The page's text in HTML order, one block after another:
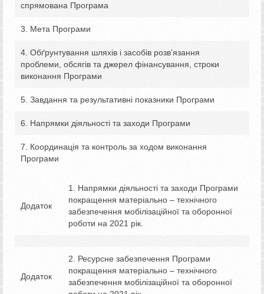
спрямована Програма
3. Мета Програми
4. Обґрунтування шляхів і засобів розв’язання
проблеми, обсягів та джерел фінансування, строки
виконання Програми
5. Завдання та результативні показники Програми
6. Напрямки діяльності та заходи Програми
7. Координація та контроль за ходом виконання
Програми
Додаток
1. Напрямки діяльності та заходи Програми
покращення матеріально – технічного
забезпечення мобілізаційної та оборонної
роботи на 2021 рік.
Додаток
2. Ресурсне забезпечення Програми
покращення матеріально – технічного
забезпечення мобілізаційної та оборонної